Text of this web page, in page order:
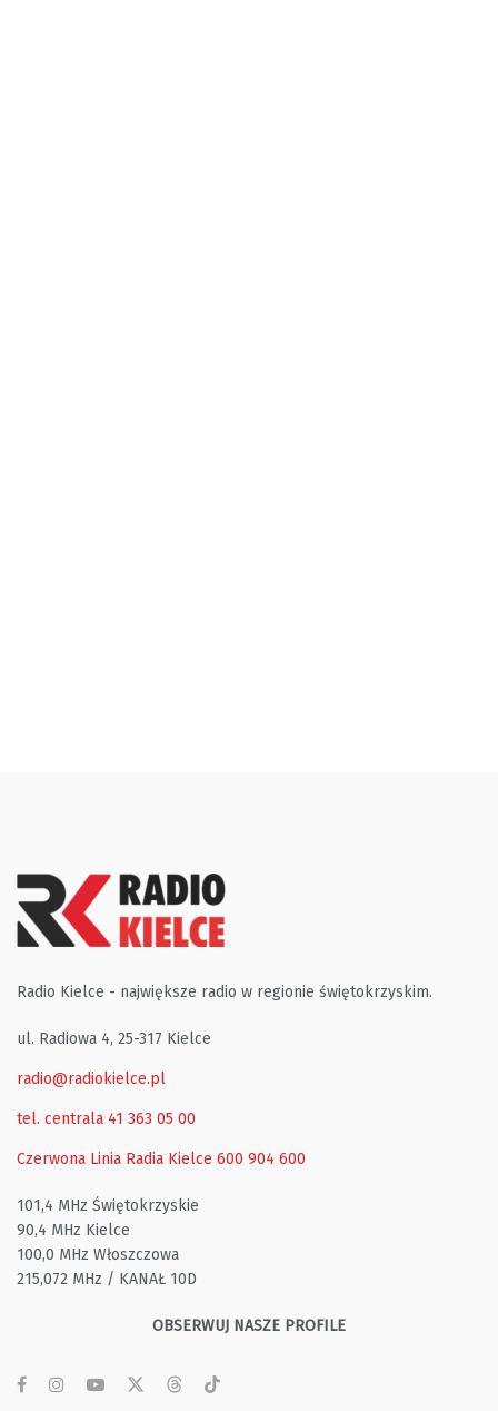
Radio Kielce - największe radio w regionie świętokrzyskim.
ul. Radiowa 4, 25-317 Kielce
radio@radiokielce.pl
tel. centrala 41 363 05 00
Czerwona Linia Radia Kielce 600 904 600
101,4 MHz Świętokrzyskie
90,4 MHz Kielce
100,0 MHz Włoszczowa
215,072 MHz / KANAŁ 10D
OBSERWUJ NASZE PROFILE